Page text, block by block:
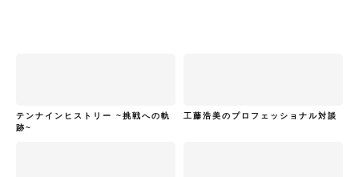
テンナインヒストリー ~挑戦への軌
跡~
工藤浩美のプロフェッショナル対談